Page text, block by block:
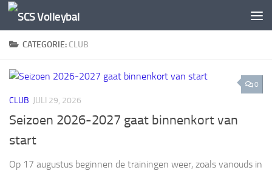
Doorgaan naar inhoud
CATEGORIE: CLUB
0
CLUB JULI 29, 2026
Seizoen 2026-2027 gaat binnenkort van
start
Op 17 augustus beginnen de trainingen weer, zoals vanouds in